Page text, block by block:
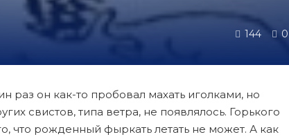
144 0
раз он как-то пробовал махать иголками, но
свистов, типа ветра, не появлялось. Горького
что рожденный фыркать летать не может. А как